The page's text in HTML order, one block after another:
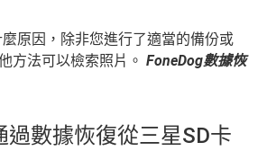
原因，除非您進行了適當的備份或
方法可以檢索照片。FoneDog數據恢
過數據恢復從三星SD卡